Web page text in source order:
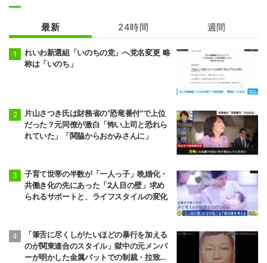
最新 24時間 週間
れいわ新選組「いのちの党」へ党名変更 略
称は「いのち」
片山さつき氏は財務省の“恐竜番付”で上位
だった？元同僚が激白「怖い上司と恐れら
れていた」「関脇からおかみさんに」
子育て世帯の半数が「一人っ子」晩婚化・
共働き化の先にあった「2人目の壁」求め
られるサポートと、ライフスタイルの変化
「筆舌に尽くしがたいほどの暴行を加える
のが関東連合のスタイル」獄中の元メンバ
ーが明かした金属バットでの制裁・拉致の